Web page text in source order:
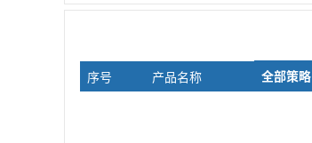
全部策略
序号 产品名称 全部策略